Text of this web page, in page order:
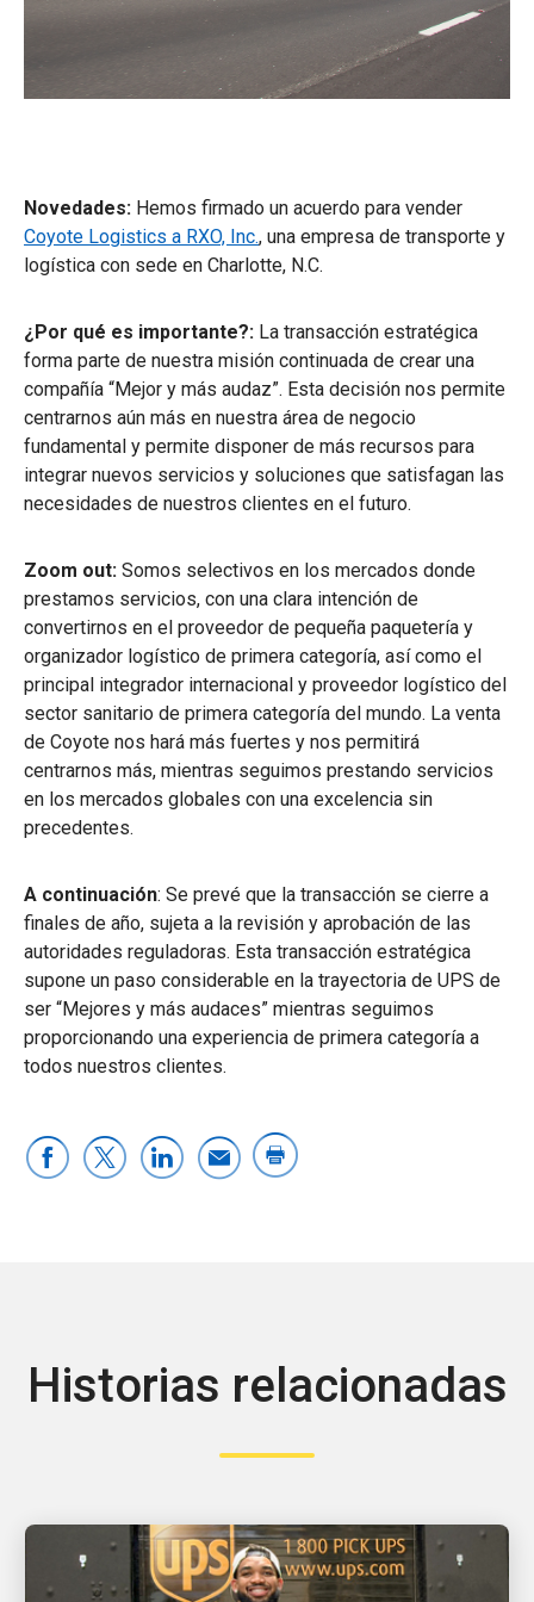
Novedades: Hemos firmado un acuerdo para vender
Coyote Logistics a RXO, Inc., una empresa de transporte y
logística con sede en Charlotte, N.C.
¿Por qué es importante?: La transacción estratégica
forma parte de nuestra misión continuada de crear una
compañía “Mejor y más audaz”. Esta decisión nos permite
centrarnos aún más en nuestra área de negocio
fundamental y permite disponer de más recursos para
integrar nuevos servicios y soluciones que satisfagan las
necesidades de nuestros clientes en el futuro.
Zoom out: Somos selectivos en los mercados donde
prestamos servicios, con una clara intención de
convertirnos en el proveedor de pequeña paquetería y
organizador logístico de primera categoría, así como el
principal integrador internacional y proveedor logístico del
sector sanitario de primera categoría del mundo. La venta
de Coyote nos hará más fuertes y nos permitirá
centrarnos más, mientras seguimos prestando servicios
en los mercados globales con una excelencia sin
precedentes.
A continuación: Se prevé que la transacción se cierre a
finales de año, sujeta a la revisión y aprobación de las
autoridades reguladoras. Esta transacción estratégica
supone un paso considerable en la trayectoria de UPS de
ser “Mejores y más audaces” mientras seguimos
proporcionando una experiencia de primera categoría a
todos nuestros clientes.
Historias relacionadas